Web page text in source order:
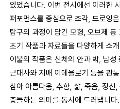
있었습니다. 이번 전시에선 이러한
퍼포먼스를 중심으로 조각, 드로잉
탐구의 과정이 담긴 모형, 오브제 등
초기 작품과 자료들을 다양하게 소
이불의 작품은 신체의 안과 밖, 남성
근대사와 지배 이데올로기 등을 관
삼아 아름다움, 추함, 삶, 죽음, 정신,
충돌하는 의미를 동시에 드러냅니